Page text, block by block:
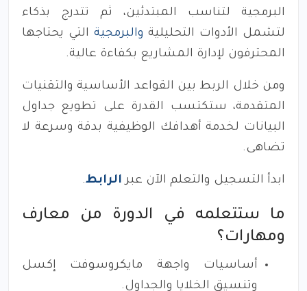
البرمجية لتناسب المبتدئين، ثم تتدرج بذكاء
لتشمل الأدوات التحليلية والبرمجية التي يحتاجها
المحترفون لإدارة المشاريع بكفاءة عالية.
ومن خلال الربط بين القواعد الأساسية والتقنيات
المتقدمة، ستكتسب القدرة على تطويع جداول
البيانات لخدمة أهدافك الوظيفية بدقة وسرعة لا
تضاهى.
ابدأ التسجيل والتعلم الآن عبر الرابط.
ما ستتعلمه في الدورة من معارف
ومهارات؟
أساسيات واجهة مايكروسوفت إكسل
وتنسيق الخلايا والجداول.